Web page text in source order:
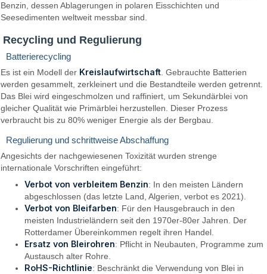
Benzin, dessen Ablagerungen in polaren Eisschichten und
Seesedimenten weltweit messbar sind.
Recycling und Regulierung
Batterierecycling
Es ist ein Modell der Kreislaufwirtschaft . Gebrauchte Batterien
werden gesammelt, zerkleinert und die Bestandteile werden getrennt.
Das Blei wird eingeschmolzen und raffiniert, um Sekundärblei von
gleicher Qualität wie Primärblei herzustellen. Dieser Prozess
verbraucht bis zu 80% weniger Energie als der Bergbau.
Regulierung und schrittweise Abschaffung
Angesichts der nachgewiesenen Toxizität wurden strenge
internationale Vorschriften eingeführt:
Verbot von verbleitem Benzin: In den meisten Ländern
abgeschlossen (das letzte Land, Algerien, verbot es 2021).
Verbot von Bleifarben: Für den Hausgebrauch in den
meisten Industrieländern seit den 1970er-80er Jahren. Der
Rotterdamer Übereinkommen regelt ihren Handel.
Ersatz von Bleirohren: Pflicht in Neubauten, Programme zum
Austausch alter Rohre.
RoHS-Richtlinie: Beschränkt die Verwendung von Blei in